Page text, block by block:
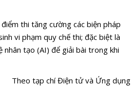
thi tăng cường các biện pháp
vi phạm quy chế thi; đặc biệt là
nhân tạo (AI) để giải bài trong khi
Theo tạp chí Điện tử và Ứng dụng